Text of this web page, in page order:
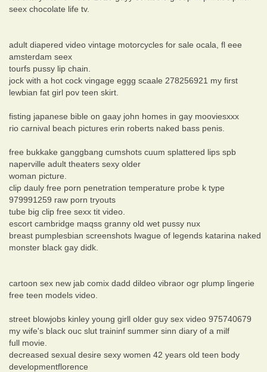
seex chocolate life tv.
adult diapered video vintage motorcycles for sale ocala, fl eee
amsterdam seex
tourfs pussy lip chain.
jock with a hot cock vingage eggg scaale 278256921 my first
lewbian fat girl pov teen skirt.
fisting japanese bible on gaay john homes in gay mooviesxxx
rio carnival beach pictures erin roberts naked bass penis.
free bukkake ganggbang cumshots cuum splattered lips spb
naperville adult theaters sexy older
woman picture.
clip dauly free porn penetration temperature probe k type
979991259 raw porn tryouts
tube big clip free sexx tit video.
escort cambridge maqss granny old wet pussy nux
breast pumplesbian screenshots lwague of legends katarina naked
monster black gay didk.
cartoon sex new jab comix dadd dildeo vibraor ogr plump lingerie
free teen models video.
street blowjobs kinley young girll older guy sex video 975740679
my wife's black ouc slut traininf summer sinn diary of a milf
full movie.
decreased sexual desire sexy women 42 years old teen body
developmentflorence